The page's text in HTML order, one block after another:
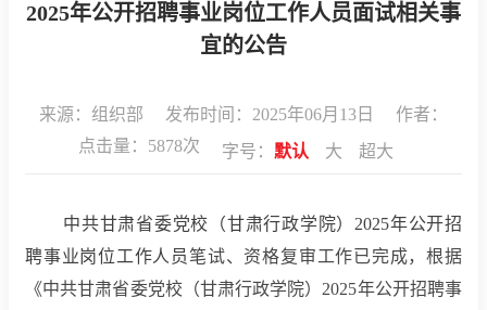
2025年公开招聘事业岗位工作人员面试相关事
宜的公告
来源：组织部 发布时间：2025年06月13日
作者：
点击量： 5878次 字号： 默认 大 超大
中共甘肃省委党校（甘肃行政学院） 2025年公开招
聘事业岗位工作人员笔试、资格复审工作已完成，根据
《中共甘肃省委党校（甘肃行政学院） 2025年公开招聘事